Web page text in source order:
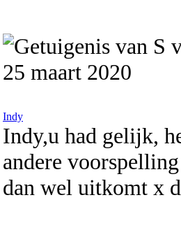
25 maart 2020
Indy
Indy,u had gelijk,
andere
dan wel uitkomt x